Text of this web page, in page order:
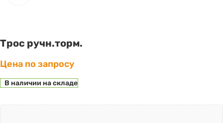
Трос ручн.торм.
Цена по запросу
В наличии на складе